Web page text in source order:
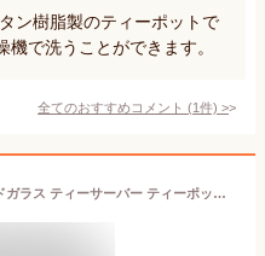
ン樹脂製のティーポットで
で洗うことができます。
全てのおすすめコメント (1件) >
【楽天スーパーSALE】カラードガラス ティーサーバー ティーポット750ml茶こし付き【10P05Sep15】